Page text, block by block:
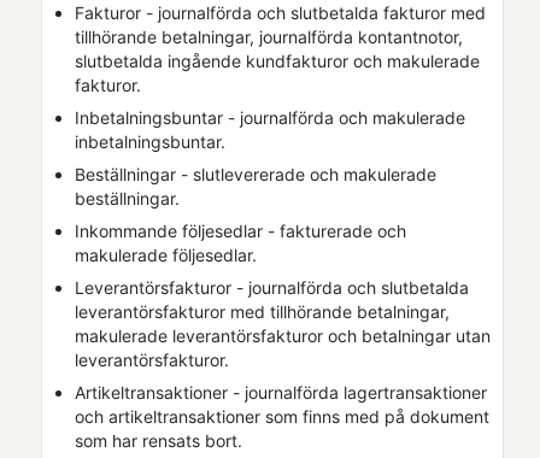
Fakturor - journalförda och slutbetalda fakturor med
tillhörande betalningar, journalförda kontantnotor,
slutbetalda ingående kundfakturor och makulerade
fakturor.
Inbetalningsbuntar - journalförda och makulerade
inbetalningsbuntar.
Beställningar - slutlevererade och makulerade
beställningar.
Inkommande följesedlar - fakturerade och
makulerade följesedlar.
Leverantörsfakturor - journalförda och slutbetalda
leverantörsfakturor med tillhörande betalningar,
makulerade leverantörsfakturor och betalningar utan
leverantörsfakturor.
Artikeltransaktioner - journalförda lagertransaktioner
och artikeltransaktioner som finns med på dokument
som har rensats bort.